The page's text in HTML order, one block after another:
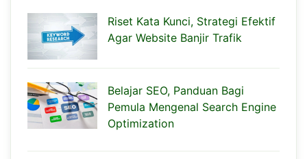
Riset Kata Kunci, Strategi Efektif
Agar Website Banjir Trafik
Belajar SEO, Panduan Bagi
Pemula Mengenal Search Engine
Optimization